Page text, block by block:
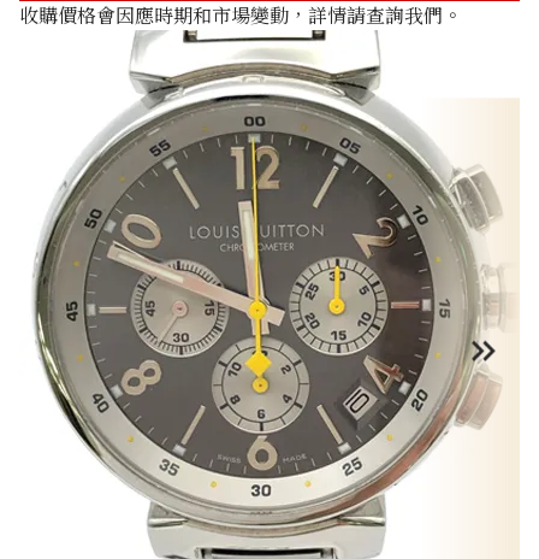
收購價格會因應時期和市場變動，詳情請查詢我們。